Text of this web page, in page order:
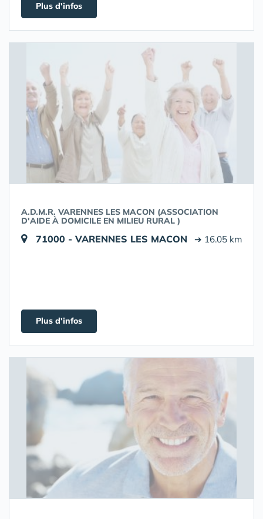
Plus d'infos
A.D.M.R. VARENNES LES MACON (ASSOCIATION
D'AIDE À DOMICILE EN MILIEU RURAL )
71000 - VARENNES LES MACON ➔ 16.05 km
Plus d'infos